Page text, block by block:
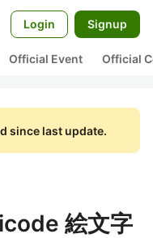
Login Signup
Official Event Official
since last update.
絵文字